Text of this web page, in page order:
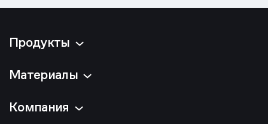
Продукты
Материалы
Компания